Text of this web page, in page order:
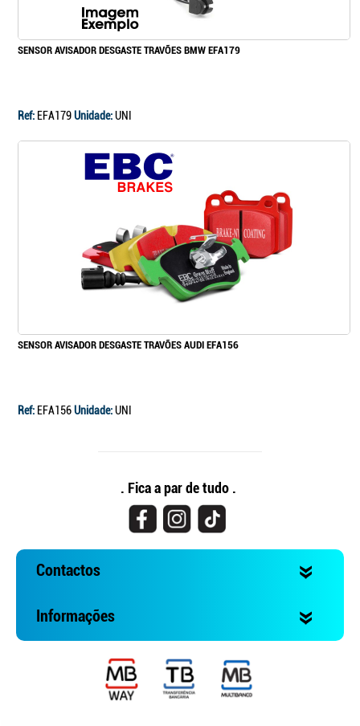
SENSOR AVISADOR DESGASTE TRAVÕES BMW EFA179
Ref: EFA179Unidade:UNI
SENSOR AVISADOR DESGASTE TRAVÕES AUDI EFA156
Ref: EFA156Unidade:UNI
. Fica a par de tudo .
Contactos
Informações